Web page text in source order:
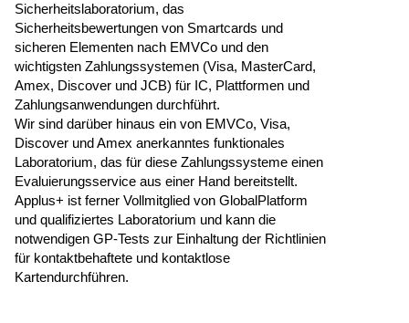
Sicherheitslaboratorium, das
Sicherheitsbewertungen von Smartcards und
sicheren Elementen nach EMVCo und den
wichtigsten Zahlungssystemen (Visa, MasterCard,
Amex, Discover und JCB) für IC, Plattformen und
Zahlungsanwendungen durchführt.
Wir sind darüber hinaus ein von EMVCo, Visa,
Discover und Amex anerkanntes funktionales
Laboratorium, das für diese Zahlungssysteme einen
Evaluierungsservice aus einer Hand bereitstellt.
Applus+ ist ferner Vollmitglied von GlobalPlatform
und qualifiziertes Laboratorium und kann die
notwendigen GP-Tests zur Einhaltung der Richtlinien
für kontaktbehaftete und kontaktlose
Kartendurchführen.